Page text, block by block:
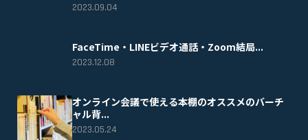
2023.09.04
FaceTime・LINEビデオ通話・Zoom結局...
2023.12.08
オンライン会議で使える本棚のオススメのバーチ
ャル背...
2023.05.24